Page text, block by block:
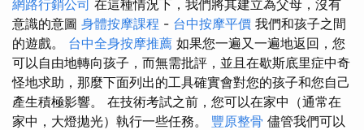
網路行銷公司 在這種情況下，我們將其建立為父母，沒有
意識的意圖 身體按摩課程 - 台中按摩平價 我們和孩子之間
的遊戲。 台中全身按摩推薦 如果您一遍又一遍地返回，您
可以自由地轉向孩子，而無需批評，並且在歇斯底里症中奇
怪地求助，那麼下面列出的工具確實會對您的孩子和您自己
產生積極影響。 在技​​術考試之前，您可以在家中（通常在
家中，大燈拋光）執行一些任務。 豐原整骨 儘管我們可以